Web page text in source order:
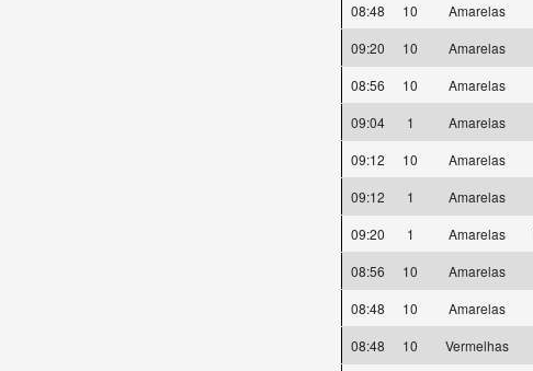
08:48
10 Amarelas
09:20
10 Amarelas
08:56
10 Amarelas
09:04
1 Amarelas
09:12
10 Amarelas
09:12
1 Amarelas
09:20
1 Amarelas
08:56
10 Amarelas
08:48
10 Amarelas
08:48
10 Vermelhas